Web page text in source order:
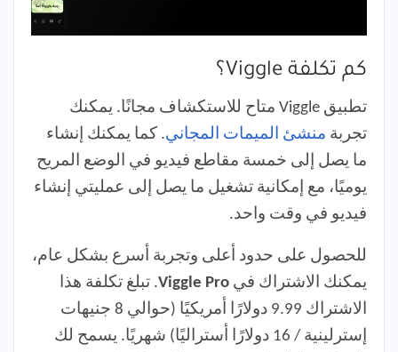
كم تكلفة Viggle؟
تطبيق Viggle متاح للاستكشاف مجانًا. يمكنك
تجربة منشئ الميمات المجاني. كما يمكنك إنشاء
ما يصل إلى خمسة مقاطع فيديو في الوضع المريح
يوميًا، مع إمكانية تشغيل ما يصل إلى عمليتي إنشاء
فيديو في وقت واحد.
للحصول على حدود أعلى وتجربة أسرع بشكل عام،
يمكنك الاشتراك في Viggle Pro. تبلغ تكلفة هذا
الاشتراك 9.99 دولارًا أمريكيًا (حوالي 8 جنيهات
إسترلينية / 16 دولارًا أستراليًا) شهريًا. يسمح لك